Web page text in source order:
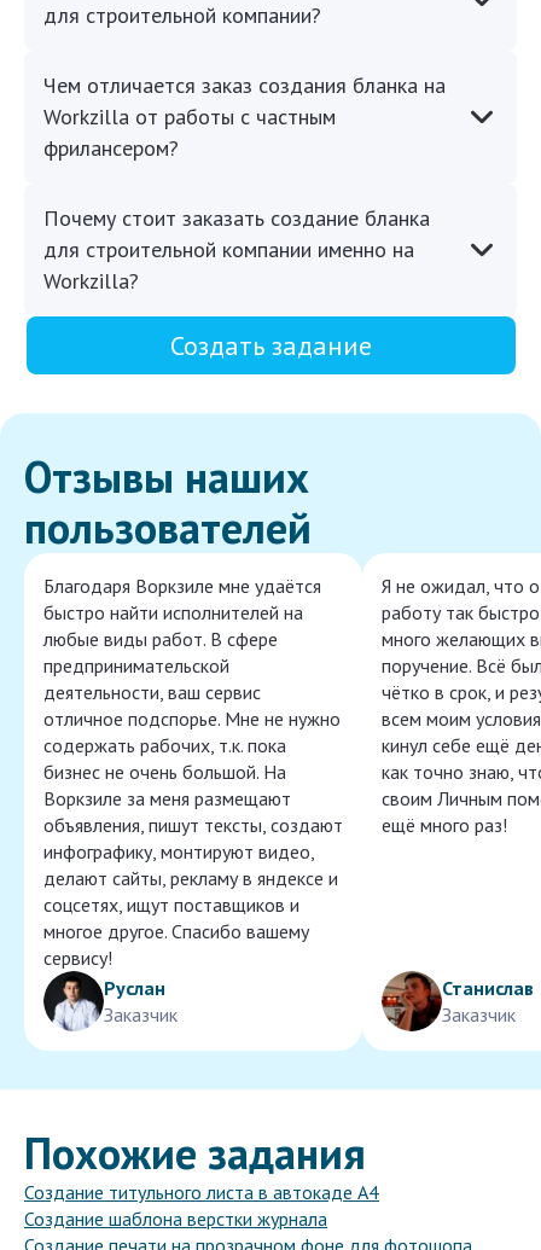
для строительной компании?
Чем отличается заказ создания бланка на
Workzilla от работы с частным
фрилансером?
Почему стоит заказать создание бланка
для строительной компании именно на
Workzilla?
Создать задание
Отзывы наших
пользователей
Благодаря Воркзиле мне удаётся
быстро найти исполнителей на
любые виды работ. В сфере
предпринимательской
деятельности, ваш сервис
отличное подспорье. Мне не нужно
содержать рабочих, т.к. пока
бизнес не очень большой. На
Воркзиле за меня размещают
объявления, пишут тексты, создают
инфографику, монтируют видео,
делают сайты, рекламу в яндексе и
соцсетях, ищут поставщиков и
многое другое. Спасибо вашему
сервису!
Руслан
Заказчик
Я не ожидал, что
работу так
много желающих
поручение. Всё
чётко в срок, и
всем моим
кинул себе ещё
как точно знаю,
своим Личным
ещё много раз!
Станислав
Заказчик
Похожие задания
Создание титульного листа в автокаде A4
Создание шаблона верстки журнала